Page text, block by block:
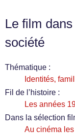
Le film
société
Thématique :
Identités,
Fil de l’histoire :
Les années
Dans la sélection
Au cinéma les